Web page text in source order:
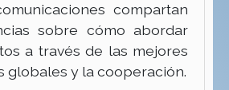
compartan
sobre cómo abordar
a través de las mejores
globales y la cooperación.